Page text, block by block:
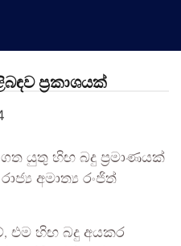
ප්‍රකාශයක්
යුතු හිඟ බදු ප්‍රමාණයක්
අමාත්‍ය රංජිත්
එම හිඟ බදු අයකර